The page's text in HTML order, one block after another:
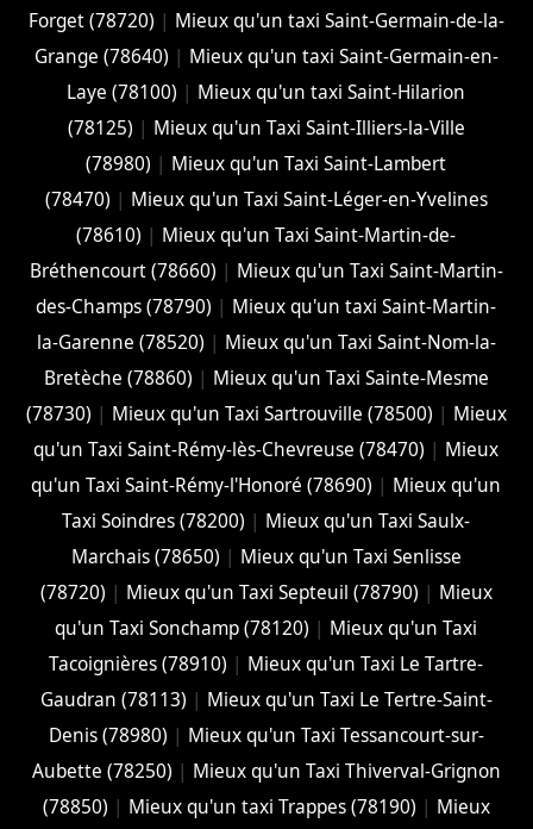
Forget (78720) | Mieux qu'un taxi Saint-Germain-de-la-
Grange (78640) | Mieux qu'un taxi Saint-Germain-en-
Laye (78100) | Mieux qu'un taxi Saint-Hilarion
(78125) | Mieux qu'un Taxi Saint-Illiers-la-Ville
(78980) | Mieux qu'un Taxi Saint-Lambert
(78470) | Mieux qu'un Taxi Saint-Léger-en-Yvelines
(78610) | Mieux qu'un Taxi Saint-Martin-de-
Bréthencourt (78660) | Mieux qu'un Taxi Saint-Martin-
des-Champs (78790) | Mieux qu'un taxi Saint-Martin-
la-Garenne (78520) | Mieux qu'un Taxi Saint-Nom-la-
Bretèche (78860) | Mieux qu'un Taxi Sainte-Mesme
(78730) | Mieux qu'un Taxi Sartrouville (78500) | Mieux
qu'un Taxi Saint-Rémy-lès-Chevreuse (78470) | Mieux
qu'un Taxi Saint-Rémy-l'Honoré (78690) | Mieux qu'un
Taxi Soindres (78200) | Mieux qu'un Taxi Saulx-
Marchais (78650) | Mieux qu'un Taxi Senlisse
(78720) | Mieux qu'un Taxi Septeuil (78790) | Mieux
qu'un Taxi Sonchamp (78120) | Mieux qu'un Taxi
Tacoignières (78910) | Mieux qu'un Taxi Le Tartre-
Gaudran (78113) | Mieux qu'un Taxi Le Tertre-Saint-
Denis (78980) | Mieux qu'un Taxi Tessancourt-sur-
Aubette (78250) | Mieux qu'un Taxi Thiverval-Grignon
(78850) | Mieux qu'un taxi Trappes (78190) | Mieux